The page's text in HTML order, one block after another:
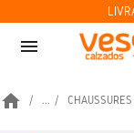
menu
home ...